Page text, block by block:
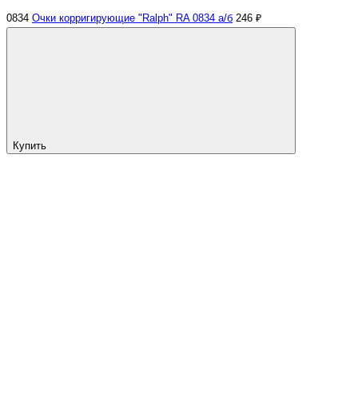
0834 Очки корригирующие "Ralph" RA 0834 а/б 246 ₽
Купить